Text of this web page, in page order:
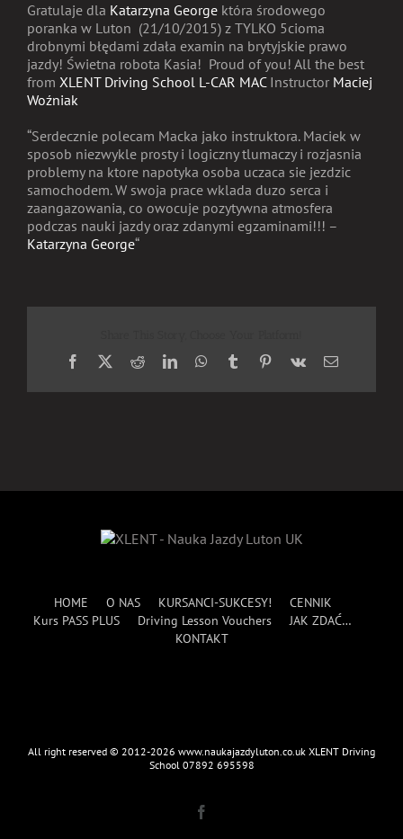
Gratulaje dla Katarzyna George która środowego
poranka w Luton (21/10/2015) z TYLKO 5cioma
drobnymi błędami zdała examin na brytyjskie prawo
jazdy! Świetna robota Kasia! Proud of you! All the best
from XLENT Driving School L-CAR MACInstructor Maciej
Woźniak
“Serdecznie polecam Macka jako instruktora. Maciek w
sposob niezwykle prosty i logiczny tlumaczy i rozjasnia
problemy na ktore napotyka osoba uczaca sie jezdzic
samochodem. W swoja prace wklada duzo serca i
zaangazowania, co owocuje pozytywna atmosfera
podczas nauki jazdy oraz zdanymi egzaminami!!! –
Katarzyna George“
Facebook
X RedditLinkedInWhatsApp
TumblrPinterest
Vk Email
HOME O NAS KURSANCI-SUKCESY!
CENNIK
Kurs PASS PLUS
Driving Lesson Vouchers
JAK ZDAĆ…
KONTAKT
All right reserved © 2012-2026 www.naukajazdyluton.co.uk XLENT Driving
School 07892 695598